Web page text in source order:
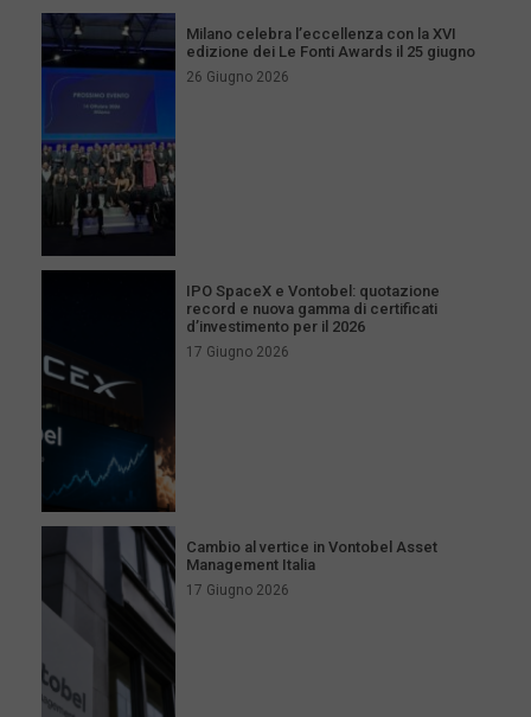
Milano celebra l’eccellenza con la XVI
edizione dei Le Fonti Awards il 25 giugno
26 Giugno 2026
IPO SpaceX e Vontobel: quotazione
record e nuova gamma di certificati
d’investimento per il 2026
17 Giugno 2026
Cambio al vertice in Vontobel Asset
Management Italia
17 Giugno 2026